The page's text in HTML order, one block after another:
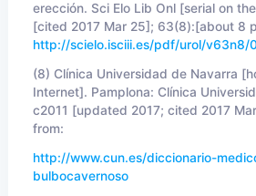
erección. Sci Elo Lib Onl [serial on
[cited 2017 Mar 25]; 63(8):[about 8
http://scielo.isciii.es/pdf/urol/v63n8/
(8) Clínica Universidad de Navarra
Internet]. Pamplona: Clínica
c2011 [updated 2017; cited 2017
from:
http://www.cun.es/diccionario-
bulbocavernoso